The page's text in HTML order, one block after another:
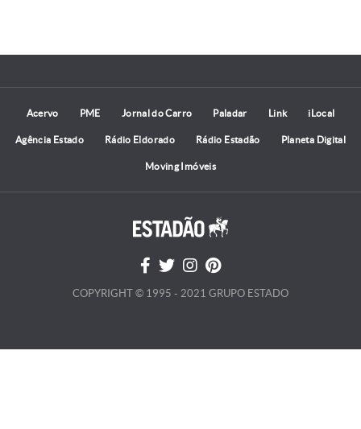
Acervo PME Jornal do Carro Paladar Link iLocal
Agência Estado Rádio Eldorado Rádio Estadão Planeta Digital
Moving Imóveis
COPYRIGHT © 1995 - 2021 GRUPO ESTADO